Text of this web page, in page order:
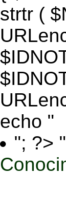
strtr (
echo "
"; ?>